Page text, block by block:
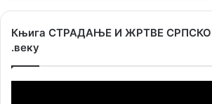
Књига СТРАДАЊЕ И ЖРТВЕ
.веку